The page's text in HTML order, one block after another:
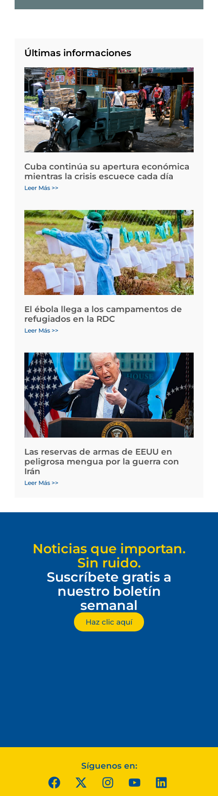
Últimas informaciones
Cuba continúa su apertura económica
mientras la crisis escuece cada día
Leer Más >>
El ébola llega a los campamentos de
refugiados en la RDC
Leer Más >>
Las reservas de armas de EEUU en
peligrosa mengua por la guerra con
Irán
Leer Más >>
Noticias que importan.
Sin ruido.
Suscríbete gratis a
nuestro boletín
semanal
Haz clic aquí
Síguenos en: